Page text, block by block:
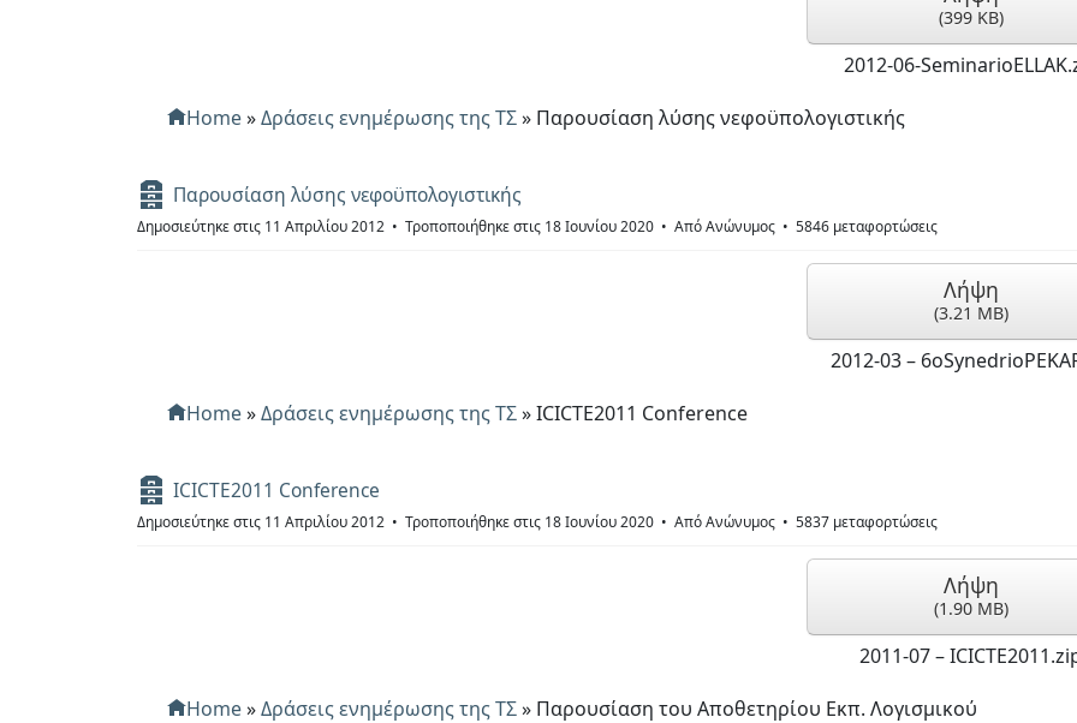
(399 KB)
2012-06-
Home»Δράσεις ενημέρωσης της ΤΣ» Παρουσίαση λύσης νεφοϋπολογιστικής
Α
χ
Παρουσίαση λύσης νεφοϋπολογιστικής
Δημοσιεύτηκε στις 11 Απριλίου 2012 Τροποποιήθηκε στις 18 Ιουνίου 2020 ΑπόΑνώνυμος 5846 μεταφορτώσεις
Λήψη
(3.21 MB)
2012-03 –
Home»Δράσεις ενημέρωσης της ΤΣ»ICICTE2011 Conference
Α
χ
ICICTE2011 Conference
Δημοσιεύτηκε στις 11 Απριλίου 2012 Τροποποιήθηκε στις 18 Ιουνίου 2020 ΑπόΑνώνυμος 5837 μεταφορτώσεις
Λήψη
(1.90 MB)
2011-07 –
Home»Δράσεις ενημέρωσης της ΤΣ» Παρουσίαση του Αποθετηρίου Εκπ. Λογισμικού